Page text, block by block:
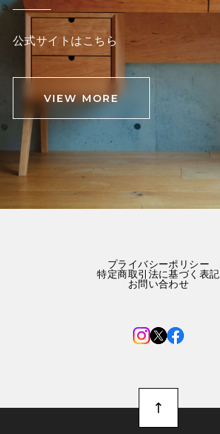
公式サイトはこちら
VIEW MORE
プライバシーポリシー
特定商取引法に基づく表記
お問い合わせ